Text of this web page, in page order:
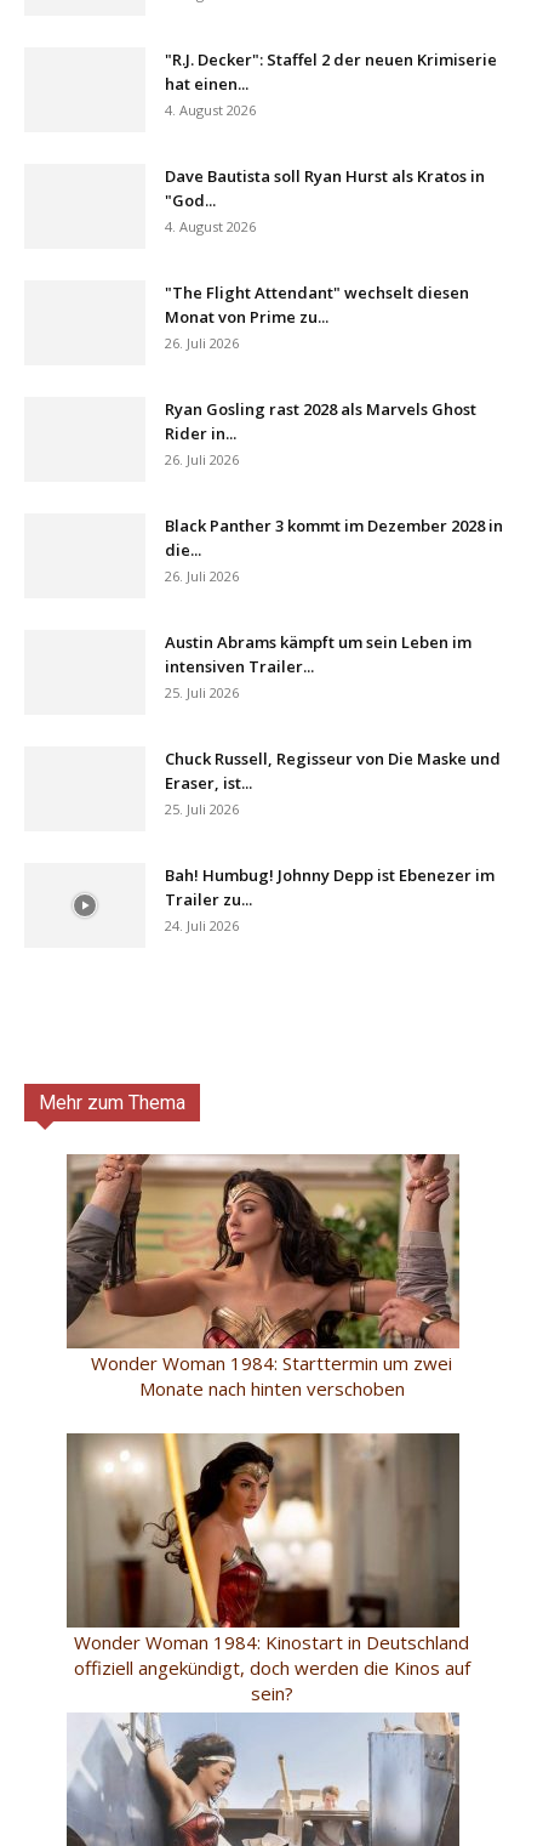
"R.J. Decker": Staffel 2 der neuen Krimiserie
hat einen...
4. August 2026
Dave Bautista soll Ryan Hurst als Kratos in
"God...
4. August 2026
"The Flight Attendant" wechselt diesen
Monat von Prime zu...
26. Juli 2026
Ryan Gosling rast 2028 als Marvels Ghost
Rider in...
26. Juli 2026
Black Panther 3 kommt im Dezember 2028 in
die...
26. Juli 2026
Austin Abrams kämpft um sein Leben im
intensiven Trailer...
25. Juli 2026
Chuck Russell, Regisseur von Die Maske und
Eraser, ist...
25. Juli 2026
Bah! Humbug! Johnny Depp ist Ebenezer im
Trailer zu...
24. Juli 2026
Mehr zum Thema
Wonder Woman 1984: Starttermin um zwei
Monate nach hinten verschoben
Wonder Woman 1984: Kinostart in Deutschland
offiziell angekündigt, doch werden die Kinos auf
sein?